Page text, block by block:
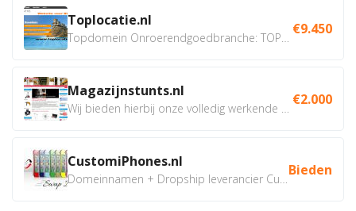
Toplocatie.nl €9.450
Magazijnstunts.nl €2.000
CustomiPhones.nl Bieden